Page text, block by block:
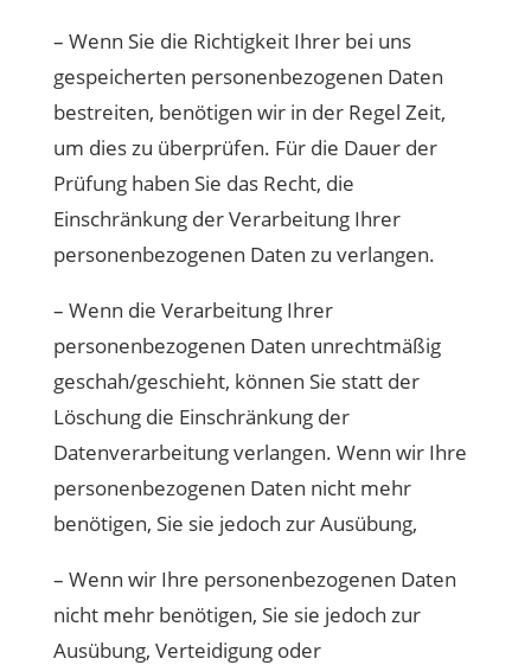
– Wenn Sie die Richtigkeit Ihrer bei uns
gespeicherten personenbezogenen Daten
bestreiten, benötigen wir in der Regel Zeit,
um dies zu überprüfen. Für die Dauer der
Prüfung haben Sie das Recht, die
Einschränkung der Verarbeitung Ihrer
personenbezogenen Daten zu verlangen.
– Wenn die Verarbeitung Ihrer
personenbezogenen Daten unrechtmäßig
geschah/geschieht, können Sie statt der
Löschung die Einschränkung der
Datenverarbeitung verlangen. Wenn wir Ihre
personenbezogenen Daten nicht mehr
benötigen, Sie sie jedoch zur Ausübung,
– Wenn wir Ihre personenbezogenen Daten
nicht mehr benötigen, Sie sie jedoch zur
Ausübung, Verteidigung oder